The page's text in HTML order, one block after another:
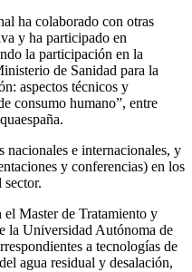
ha colaborado con otras
y ha participado en
la participación en la
de Sanidad para la
aspectos técnicos y
consumo humano”, entre
nacionales e internacionales, y
y conferencias) en los
sector.
Master de Tratamiento y
la Universidad Autónoma de
a tecnologías de
agua residual y desalación,